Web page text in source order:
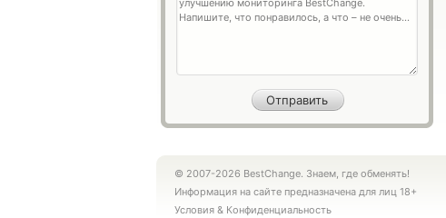
© 2007-2026 BestChange. Знаем, где обменять!
Информация на сайте предназначена для лиц 18+
Условия & Конфиденциальность